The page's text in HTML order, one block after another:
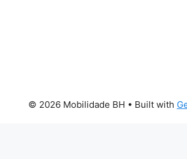
© 2026 Mobilidade BH • Built with